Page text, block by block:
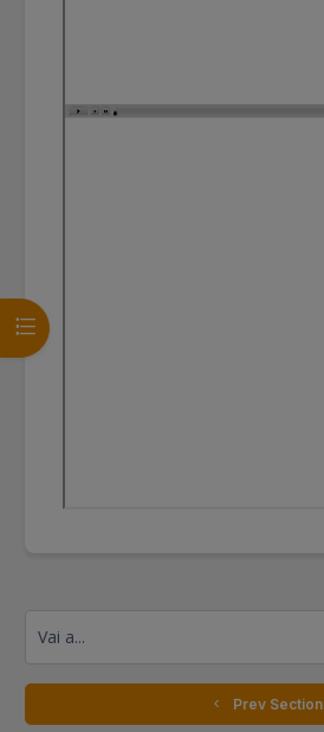
Apri indice del corso
  Prev Section